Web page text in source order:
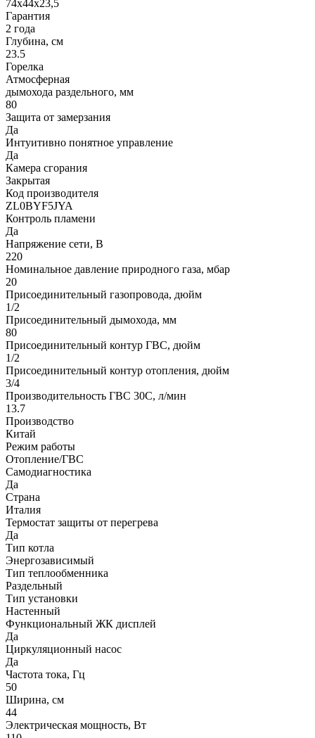
74х44х23,5
Гарантия
2 года
Глубина, см
23.5
Горелка
Атмосферная
дымохода раздельного, мм
80
Защита от замерзания
Да
Интуитивно понятное управление
Да
Камера сгорания
Закрытая
Код производителя
ZL0BYF5JYA
Контроль пламени
Да
Напряжение сети, В
220
Номинальное давление природного газа, мбар
20
Присоединительный газопровода, дюйм
1/2
Присоединительный дымохода, мм
80
Присоединительный контур ГВС, дюйм
1/2
Присоединительный контур отопления, дюйм
3/4
Производительность ГВС 30С, л/мин
13.7
Производство
Китай
Режим работы
Отопление/ГВС
Самодиагностика
Да
Страна
Италия
Термостат защиты от перегрева
Да
Тип котла
Энергозависимый
Тип теплообменника
Раздельный
Тип установки
Настенный
Функциональный ЖК дисплей
Да
Циркуляционный насос
Да
Частота тока, Гц
50
Ширина, см
44
Электрическая мощность, Вт